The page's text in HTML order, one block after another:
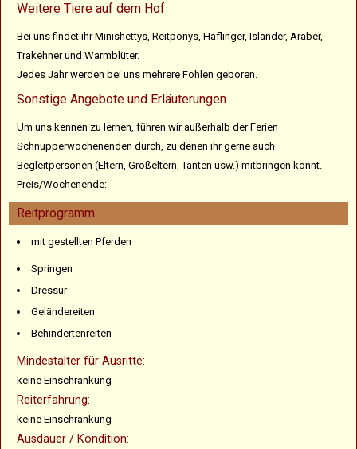
Weitere Tiere auf dem Hof
Bei uns findet ihr Minishettys, Reitponys, Haflinger, Isländer, Araber,
Trakehner und Warmblüter.
Jedes Jahr werden bei uns mehrere Fohlen geboren.
Sonstige Angebote und Erläuterungen
Um uns kennen zu lernen, führen wir außerhalb der Ferien
Schnupperwochenenden durch, zu denen ihr gerne auch
Begleitpersonen (Eltern, Großeltern, Tanten usw.) mitbringen könnt.
Preis/Wochenende:
Reitprogramm
mit gestellten Pferden
Springen
Dressur
Geländereiten
Behindertenreiten
Mindestalter für Ausritte:
keine Einschränkung
Reiterfahrung:
keine Einschränkung
Ausdauer / Kondition: